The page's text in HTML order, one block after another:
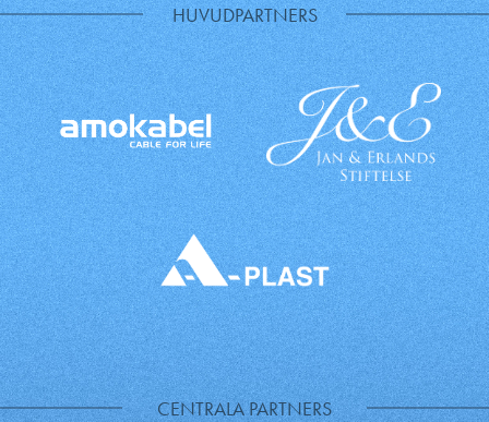
HUVUDPARTNERS
CENTRALA PARTNERS